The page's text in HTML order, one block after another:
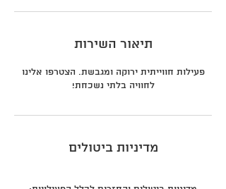
תיאור השירות
פעילות חווייתית ירוקה ומגבשת. הצטרפו אלינו
לחוויה בלתי נשכחת!
מדיניות ביטולים